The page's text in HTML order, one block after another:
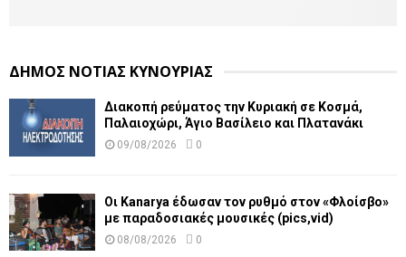
ΔΗΜΟΣ ΝΟΤΙΑΣ ΚΥΝΟΥΡΙΑΣ
Διακοπή ρεύματος την Κυριακή σε Κοσμά,
Παλαιοχώρι, Άγιο Βασίλειο και Πλατανάκι
09/08/2026 0
Οι Kanarya έδωσαν τον ρυθμό στον «Φλοίσβο»
με παραδοσιακές μουσικές (pics,vid)
08/08/2026 0